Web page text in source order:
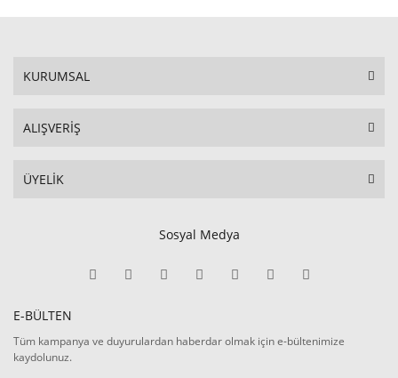
KURUMSAL
ALIŞVERİŞ
ÜYELİK
Sosyal Medya
E-BÜLTEN
Tüm kampanya ve duyurulardan haberdar olmak için e-bültenimize
kaydolunuz.